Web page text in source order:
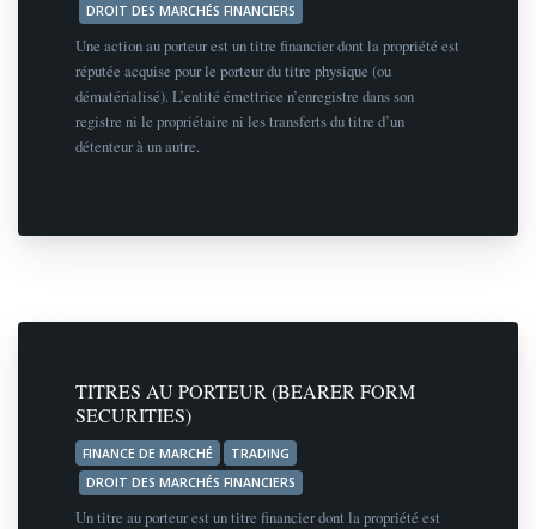
DROIT DES MARCHÉS FINANCIERS
Une action au porteur est un titre financier dont la propriété est
réputée acquise pour le porteur du titre physique (ou
dématérialisé). L’entité émettrice n’enregistre dans son
registre ni le propriétaire ni les transferts du titre d’un
détenteur à un autre.
TITRES AU PORTEUR (BEARER FORM
SECURITIES)
FINANCE DE MARCHÉ
TRADING
DROIT DES MARCHÉS FINANCIERS
Un titre au porteur est un titre financier dont la propriété est